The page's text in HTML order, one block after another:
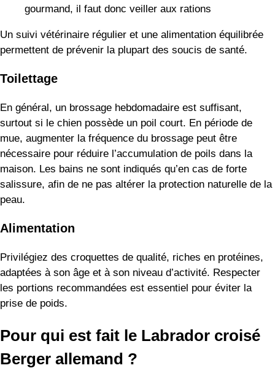
gourmand, il faut donc veiller aux rations
Un suivi vétérinaire régulier et une alimentation équilibrée
permettent de prévenir la plupart des soucis de santé.
Toilettage
En général, un brossage hebdomadaire est suffisant,
surtout si le chien possède un poil court. En période de
mue, augmenter la fréquence du brossage peut être
nécessaire pour réduire l’accumulation de poils dans la
maison. Les bains ne sont indiqués qu’en cas de forte
salissure, afin de ne pas altérer la protection naturelle de la
peau.
Alimentation
Privilégiez des croquettes de qualité, riches en protéines,
adaptées à son âge et à son niveau d’activité. Respecter
les portions recommandées est essentiel pour éviter la
prise de poids.
Pour qui est fait le Labrador croisé
Berger allemand ?